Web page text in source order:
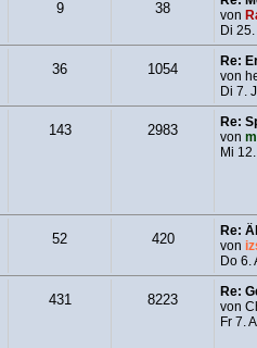
9 38
von
Di
36 1054
Re:
von
Di 7.
143 2983
Re:
von
Mi
52 420
Re:
von
Do 6.
431 8223
Re:
von
Fr 7.